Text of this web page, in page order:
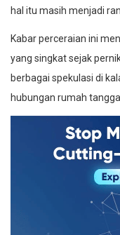
hal itu masih menjadi
Kabar perceraian ini
yang singkat sejak
berbagai spekulasi di
hubungan rumah